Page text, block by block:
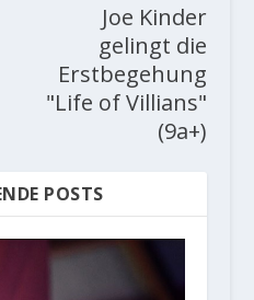
Joe Kinder
gelingt die
Erstbegehung
"Life of Villians"
(9a+)
POSTS